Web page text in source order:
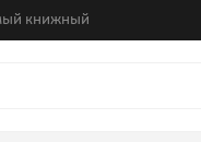
книжный